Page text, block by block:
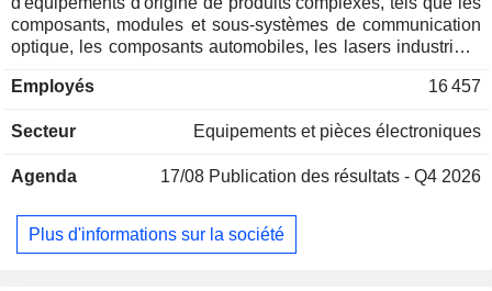
composants, modules et sous-systèmes de communication
optique, les composants automobiles, les lasers industriels,
gamme de capacités optiques et électromécaniques
compris la conception et l'ingénierie des processus, la
l'assemblage de cartes de circuits imprimés complexes,
essais. L'entreprise se concentre principalement sur la
production en faible volume d'une grande variété de produits
Employés 16 457
Secteur Equipements et pièces électroniques
Agenda 17/08 Publication des résultats - Q4 2026
Plus d'informations sur la société